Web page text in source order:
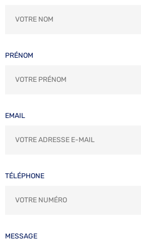
PRÉNOM
EMAIL
TÉLÉPHONE
MESSAGE